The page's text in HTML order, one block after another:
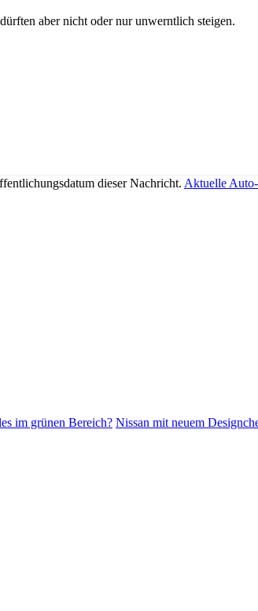
aber nicht oder nur unwerntlich steigen.
dieser Nachricht. Aktuelle
im grünen Bereich? Nissan mit neuem